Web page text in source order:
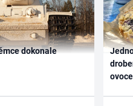
dokonale
ovoce